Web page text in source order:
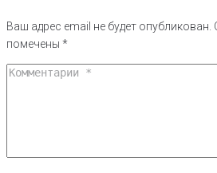
Ваш адрес email не будет опубликован.
помечены *